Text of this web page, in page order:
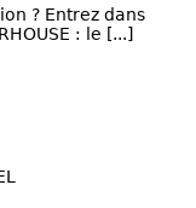
? Entrez dans
: le [...]